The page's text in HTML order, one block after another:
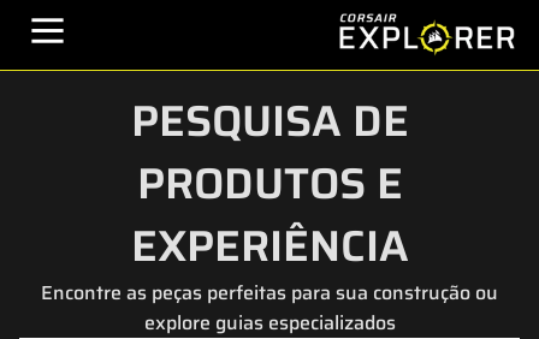
PESQUISA DE
PRODUTOS E
EXPERIÊNCIA
Encontre as peças perfeitas para sua construção ou
explore guias especializados